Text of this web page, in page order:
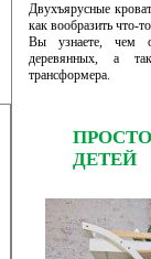
Двухъярусные
как вообразить что-
Вы узнаете, чем
деревянных, а
трансформера.
ДЕТЕЙ